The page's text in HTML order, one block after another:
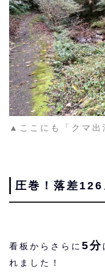
▲ここにも「クマ出
圧巻！落差126
看板からさらに 5分
れました！